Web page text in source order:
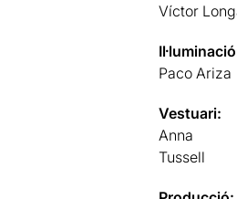
Víctor
Paco Ariza
Vestuari:
Anna
Tussell